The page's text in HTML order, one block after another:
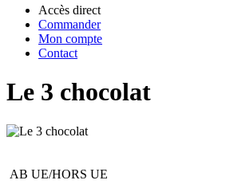
Accès direct
Commander
Mon compte
Contact
Le 3 chocolat
AB UE/HORS UE